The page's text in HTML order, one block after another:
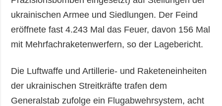
ukrainischen Armee und Siedlungen. Der Feind
eröffnete fast 4.243 Mal das Feuer, davon 156 Mal
mit Mehrfachraketenwerfern, so der Lagebericht.
Die Luftwaffe und Artillerie- und Raketeneinheiten
der ukrainischen Streitkräfte trafen dem
Generalstab zufolge ein Flugabwehrsystem, acht